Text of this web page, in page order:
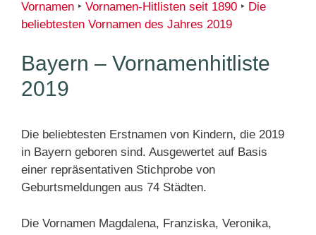
Vornamen ‣ Vornamen-Hitlisten seit 1890 ‣ Die
beliebtesten Vornamen des Jahres 2019
Bayern – Vornamenhitliste
2019
Die beliebtesten Erstnamen von Kindern, die 2019
in Bayern geboren sind. Ausgewertet auf Basis
einer repräsentativen Stichprobe von
Geburtsmeldungen aus 74 Städten.
Die Vornamen Magdalena, Franziska, Veronika,